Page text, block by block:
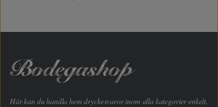
Här kan du handla hem dryckesvaror inom alla kategorier enkelt,